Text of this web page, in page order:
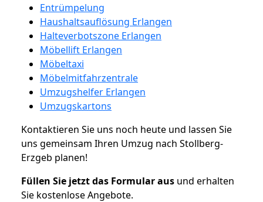
Entrümpelung
Haushaltsauflösung Erlangen
Halteverbotszone Erlangen
Möbellift Erlangen
Möbeltaxi
Möbelmitfahrzentrale
Umzugshelfer Erlangen
Umzugskartons
Kontaktieren Sie uns noch heute und lassen Sie
uns gemeinsam Ihren Umzug nach Stollberg-
Erzgeb planen!
Füllen Sie jetzt das Formular aus und erhalten
Sie kostenlose Angebote.